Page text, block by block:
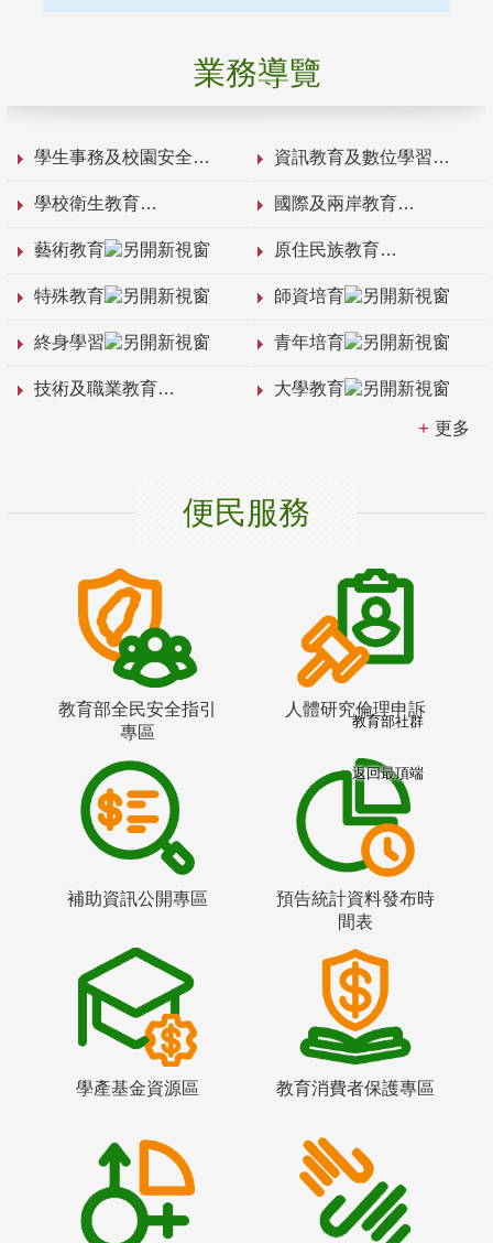
業務導覽
學生事務及校園安全 資訊教育及數位學習
學校衛生教育 國際及兩岸教育
藝術教育 原住民族教育
特殊教育 師資培育
終身學習 青年培育
技術及職業教育 大學教育
更多
便民服務
教育部全民安全指引
專區
人體研究倫理申訴
補助資訊公開專區
預告統計資料發布時
間表
學產基金資源區 教育消費者保護專區
教育部社群
返回最頂端